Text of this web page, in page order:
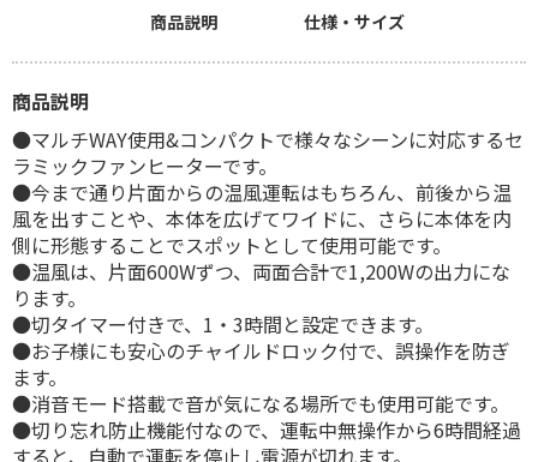
商品説明 仕様・サイズ
商品説明
●マルチWAY使用&コンパクトで様々なシーンに対応するセ
ラミックファンヒーターです。
●今まで通り片面からの温風運転はもちろん、前後から温
風を出すことや、本体を広げてワイドに、さらに本体を内
側に形態することでスポットとして使用可能です。
●温風は、片面600Wずつ、両面合計で1,200Wの出力にな
ります。
●切タイマー付きで、1・3時間と設定できます。
●お子様にも安心のチャイルドロック付で、誤操作を防ぎ
ます。
●消音モード搭載で音が気になる場所でも使用可能です。
●切り忘れ防止機能付なので、運転中無操作から6時間経過